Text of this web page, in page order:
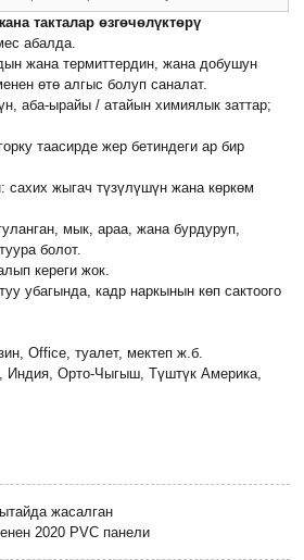
такталар өзгөчөлүктөрү
абалда.
жана термиттердин, жана добушун
өтө алгыс болуп саналат.
аба-ырайы / атайын химиялык заттар;
таасирде жер бетиндеги ар бир
жыгач түзүлүшүн жана көркөм
мык, араа, жана бурдуруп,
болот.
кереги жок.
убагында, кадр наркынын көп сактоого
Office, туалет, мектеп ж.б.
Индия, Орто-Чыгыш, Түштүк Америка,
жасалган
2020 PVC панели